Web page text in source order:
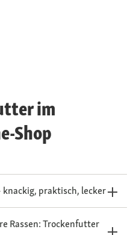
im
Shop
praktisch, lecker
Rassen: Trockenfutter